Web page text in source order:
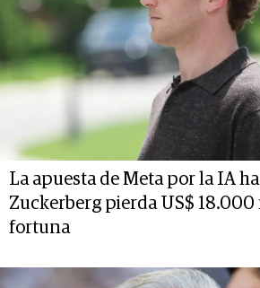
La apuesta de Meta por la IA
Zuckerberg pierda US$ 18.000
fortuna